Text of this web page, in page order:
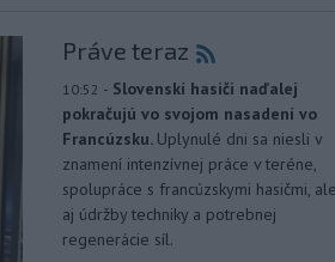
Práve teraz
10:52 - Slovenskí hasiči naďalej
pokračujú vo svojom nasadení vo
Francúzsku. Uplynulé dni sa niesli v
znamení intenzívnej práce v teréne,
spolupráce s francúzskymi hasičmi, ale
aj údržby techniky a potrebnej
regenerácie síl.